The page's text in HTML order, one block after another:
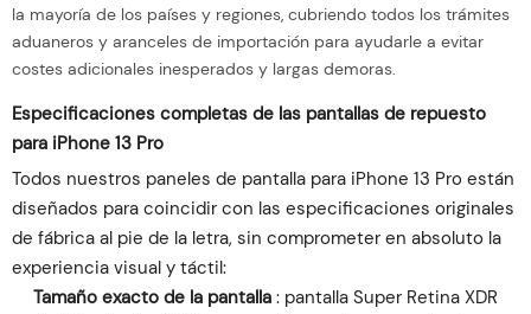
la mayoría de los países y regiones, cubriendo todos los trámites
aduaneros y aranceles de importación para ayudarle a evitar
costes adicionales inesperados y largas demoras.
Especificaciones completas de las pantallas de repuesto
para iPhone 13 Pro
Todos nuestros paneles de pantalla para iPhone 13 Pro están
diseñados para coincidir con las especificaciones originales
de fábrica al pie de la letra, sin comprometer en absoluto la
experiencia visual y táctil:
Tamaño exacto de la pantalla : pantalla Super Retina XDR